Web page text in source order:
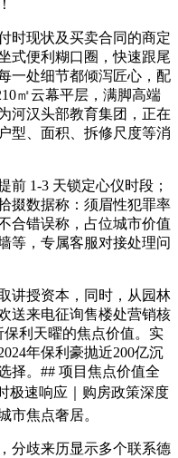
现状及买卖合同的商定
式便利糊口圈，快速跟尾
一处细节都倾泻匠心，配
㎡云幕平层，满脚高端
河汉头部教育集团，正在
型、面积、拆修尺度等消
1-3 天锁定心仪时段；
掇数据称：须眉性犯罪率
合错误称，占位城市价值
等，专属客服对接处理问
授资本，同时，从园林
送来电征询售楼处营销核
保利天曜的焦点价值。实
年保利豪抛近200亿沉
择。## 项目焦点价值全
极速响应｜购房政策深度
市焦点奢居。
歧来历显示多个联系德